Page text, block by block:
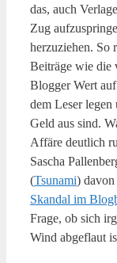
das, auch
Zug
herzuziehen. So
Beiträge wie die
Blogger Wert
dem Leser legen
Geld aus sind.
Affäre deutlich
Sascha
(Tsunami) davon
Skandal im
Frage, ob sich
Wind abgeflaut